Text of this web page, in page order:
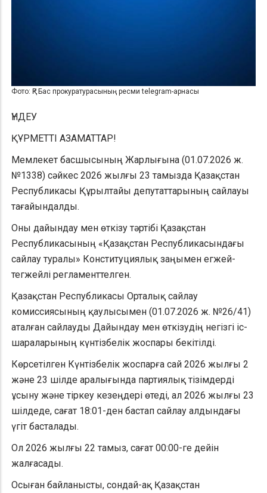
Фото: ҚР Бас прокуратурасының ресми telegram-арнасы
ҮНДЕУ
ҚҰРМЕТТІ АЗАМАТТАР!
Мемлекет басшысының Жарлығына (01.07.2026 ж.
№1338) сәйкес 2026 жылғы 23 тамызда Қазақстан
Республикасы Құрылтайы депутаттарының сайлауы
тағайындалды.
Оны дайындау мен өткізу тәртібі Қазақстан
Республикасының «Қазақстан Республикасындағы
сайлау туралы» Конституциялық заңымен егжей-
тегжейлі регламенттелген.
Қазақстан Республикасы Орталық сайлау
комиссиясының қаулысымен (01.07.2026 ж. №26/41)
аталған сайлауды Дайындау мен өткізудің негізгі іс-
шараларының күнтізбелік жоспары бекітілді.
Көрсетілген Күнтізбелік жоспарға сай 2026 жылғы 2
және 23 шілде аралығында партиялық тізімдерді
ұсыну және тіркеу кезеңдері өтеді, ал 2026 жылғы 23
шілдеде, сағат 18:01-ден бастап сайлау алдындағы
үгiт басталады.
Ол 2026 жылғы 22 тамыз, сағат 00:00-ге дейін
жалғасады.
Осыған байланысты, сондай-ақ Қазақстан